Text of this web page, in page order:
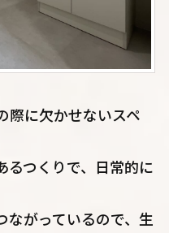
際に欠かせないスペ
るつくりで、日常的に
ながっているので、生